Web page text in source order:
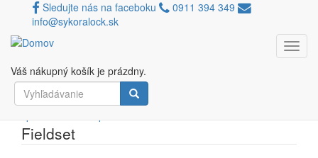
na
hlavný
obsah
Sledujte nás na faceboku
0911 394 349
info@sykoralock.sk
Váš nákupný košík je prázdny.
Vyhľadávanie
Blog
Tedee PRO vs. Tedee GO: Ktorý inteligentný zámok je
Fieldset